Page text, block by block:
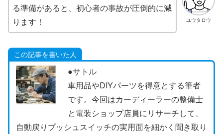
ユウタロウ
る準備があると、初心者の事故が圧倒的に減
ります！
この記事を書いた人
●サトル
車用品やDIYパーツを得意とする筆者
です。今回はカーディーラーの整備士
と電装ショップ店員にリサーチして、
自動戻りプッシュスイッチの実用面を細かく聞き取り